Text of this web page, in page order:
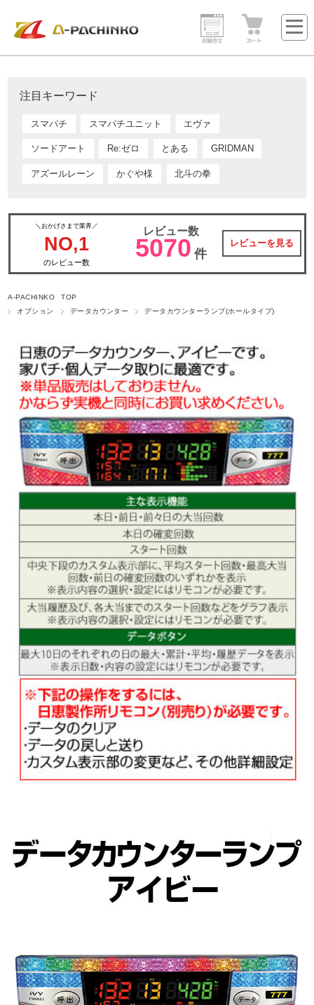
注目キーワード
スマパチ スマパチユニット エヴァ
ソードアート Re:ゼロ とある GRIDMAN
アズールレーン かぐや様 北斗の拳
＼おかげさまで業界／
NO,1
のレビュー数
レビュー数
5070 件
レビューを見る
A-PACHINKO TOP
オプション
データカウンター データカウンターランプ(ホールタイプ)